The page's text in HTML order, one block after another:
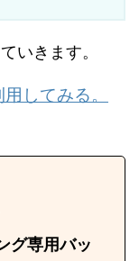
いきます。
してみる。
グ専用バッ